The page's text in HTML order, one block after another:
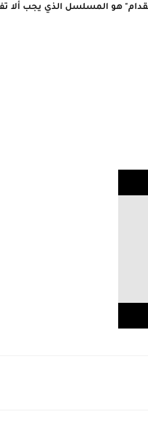
هو المسلسل الذي يجب ألا